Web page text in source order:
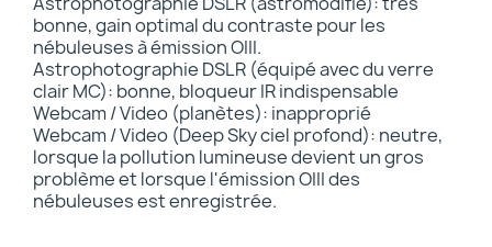
bonne, gain optimal du contraste pour les
nébuleuses à émission OIII.
Astrophotographie DSLR (équipé avec du verre
clair MC): bonne, bloqueur IR indispensable
Webcam / Video (planètes): inapproprié
Webcam / Video (Deep Sky ciel profond): neutre,
lorsque la pollution lumineuse devient un gros
problème et lorsque l'émission OIII des
nébuleuses est enregistrée.